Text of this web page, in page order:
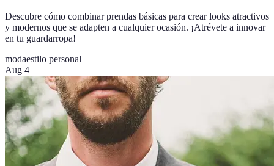
Descubre cómo combinar prendas básicas para crear looks atractivos
y modernos que se adapten a cualquier ocasión. ¡Atrévete a innovar
en tu guardarropa!
modaestilo personal
Aug 4